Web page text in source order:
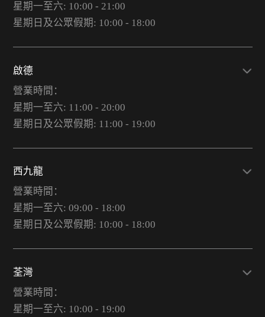
星期一至六: 10:00 - 21:00
星期日及公眾假期: 10:00 - 18:00
啟德
營業時間：
星期一至六: 11:00 - 20:00
星期日及公眾假期: 11:00 - 19:00
西九龍
營業時間：
星期一至六: 09:00 - 18:00
星期日及公眾假期: 10:00 - 18:00
荃灣
營業時間：
星期一至六: 10:00 - 19:00